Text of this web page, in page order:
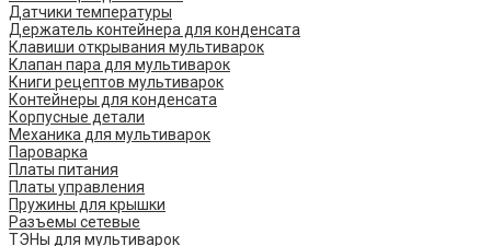
Датчики температуры
Держатель контейнера для конденсата
Клавиши открывания мультиварок
Клапан пара для мультиварок
Книги рецептов мультиварок
Контейнеры для конденсата
Корпусные детали
Механика для мультиварок
Пароварка
Платы питания
Платы управления
Пружины для крышки
Разъемы сетевые
ТЭНы для мультиварок